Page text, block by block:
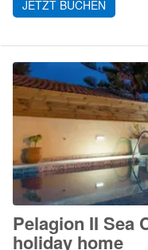
JETZT BUCHEN
Pelagion II Sea
holiday home